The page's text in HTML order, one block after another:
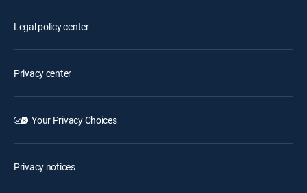
Legal policy center
Privacy center
Your Privacy Choices
Privacy notices